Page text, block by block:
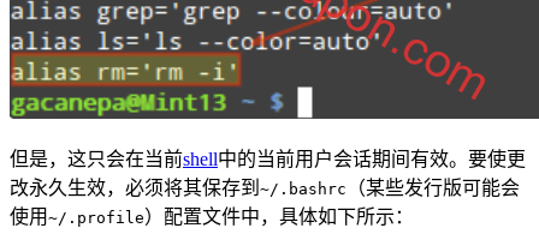
但是，这只会在当前shell中的当前用户会话期间有效。要使更
改永久生效，必须将其保存到 ~/.bashrc
（某些发行版可能会
使用 ~/.profile）配置文件中，具体如下所示：